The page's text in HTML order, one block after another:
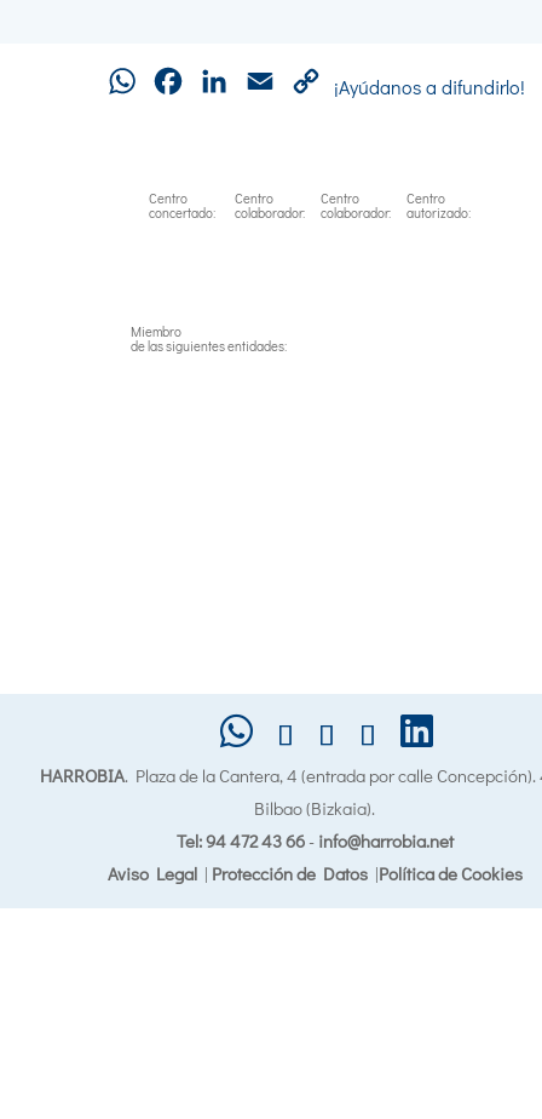
WhatsAppFacebookLinkedInEmail
Copy
¡Ayúdanos a difundirlo!
Centro
concertado:
Centro
colaborador:
Centro
colaborador:
Centro
autorizado:
Miembro
de las siguientes entidades:
HARROBIA. Plaza de la Cantera, 4 (entrada por calle
Bilbao (Bizkaia).
Tel: 94 472 43 66- info@harrobia.net
Aviso Legal| Protección de Datos|Política de Cookies